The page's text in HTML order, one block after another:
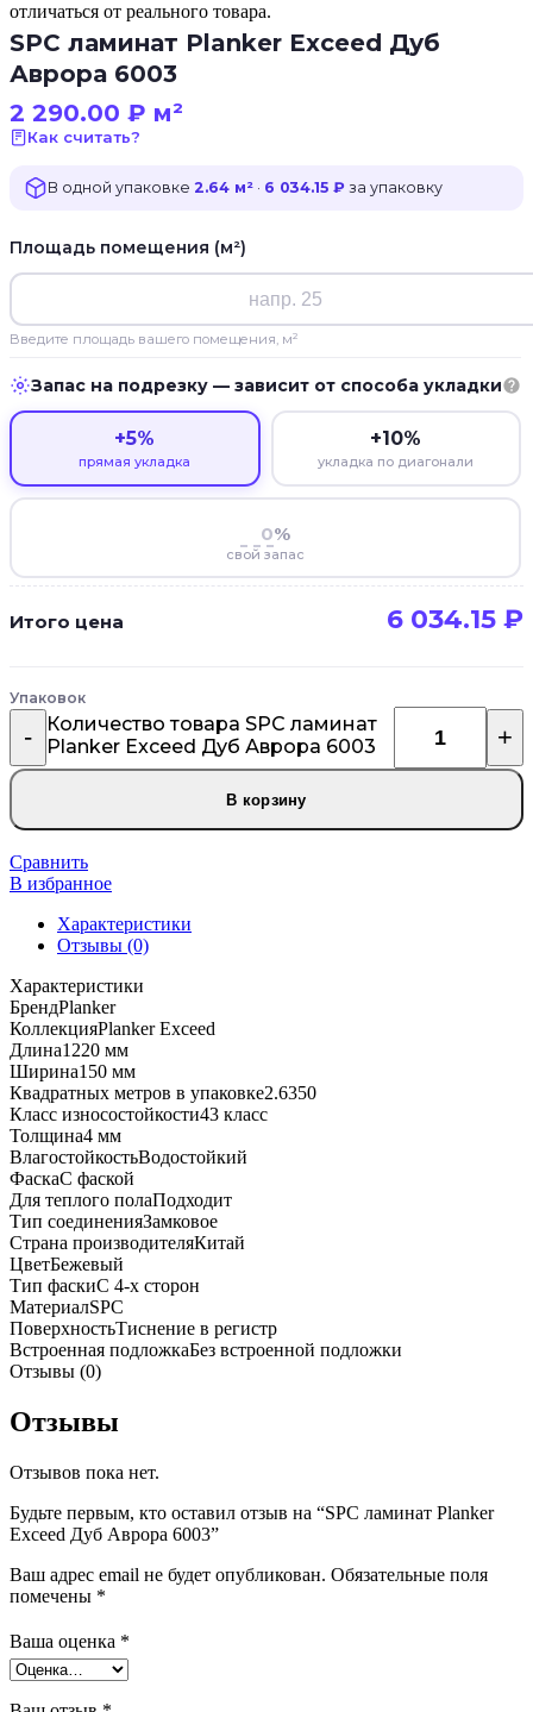
отличаться от реального товара.
SPC ламинат Planker Exceed Дуб
Аврора 6003
2 290.00 ₽ м²
Как считать?
В одной упаковке 2.64 м² · 6 034.15 ₽ за упаковку
Площадь помещения (м²)
Введите площадь вашего помещения, м²
Запас на подрезку — зависит от способа укладки
+5%
прямая укладка
+10%
укладка по диагонали
%
свой запас
Итого цена 6 034.15 ₽
Упаковок
Количество товара SPC ламинат
Planker Exceed Дуб Аврора 6003
В корзину
Сравнить
В избранное
Характеристики
Отзывы (0)
Характеристики
БрендPlanker
КоллекцияPlanker Exceed
Длина1220 мм
Ширина150 мм
Квадратных метров в упаковке2.6350
Класс износостойкости43 класс
Толщина4 мм
ВлагостойкостьВодостойкий
ФаскаС фаской
Для теплого полаПодходит
Тип соединенияЗамковое
Страна производителяКитай
ЦветБежевый
Тип фаскиС 4-х сторон
МатериалSPC
ПоверхностьТиснение в регистр
Встроенная подложкаБез встроенной подложки
Отзывы (0)
Отзывы
Отзывов пока нет.
Будьте первым, кто оставил отзыв на “SPC ламинат Planker
Exceed Дуб Аврора 6003”
Ваш адрес email не будет опубликован. Обязательные поля
помечены *
Ваша оценка *